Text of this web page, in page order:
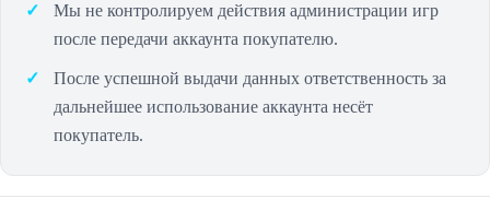
Мы не контролируем действия администрации игр
после передачи аккаунта покупателю.
После успешной выдачи данных ответственность за
дальнейшее использование аккаунта несёт
покупатель.